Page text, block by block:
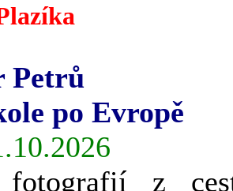
Petrů
po Evropě
fotografií z